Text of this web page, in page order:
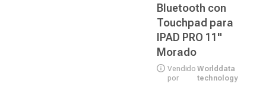
Bluetooth con
Touchpad para
IPAD PRO 11"
Morado
Vendido
por
Worlddata
technology